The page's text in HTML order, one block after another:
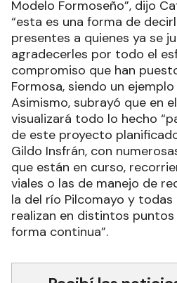
Modelo Formoseño”, dijo
“esta es una forma de
presentes a quienes ya se
agradecerles por todo el
compromiso que han
Formosa, siendo un ejemplo
Asimismo, subrayó que en
visualizará todo lo hecho
de este proyecto
Gildo Insfrán, con
que están en curso,
viales o las de manejo de
la del río Pilcomayo y todas
realizan en distintos puntos
forma continua”.